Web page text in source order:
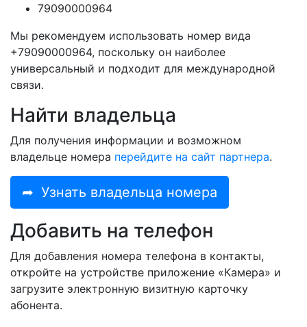
79090000964
Мы рекомендуем использовать номер вида
+79090000964, поскольку он наиболее
универсальный и подходит для международной
связи.
Найти владельца
Для получения информации и возможном
владельце номера перейдите на сайт партнера.
➦ Узнать владельца номера
Добавить на телефон
Для добавления номера телефона в контакты,
откройте на устройстве приложение «Камера» и
загрузите электронную визитную карточку
абонента.